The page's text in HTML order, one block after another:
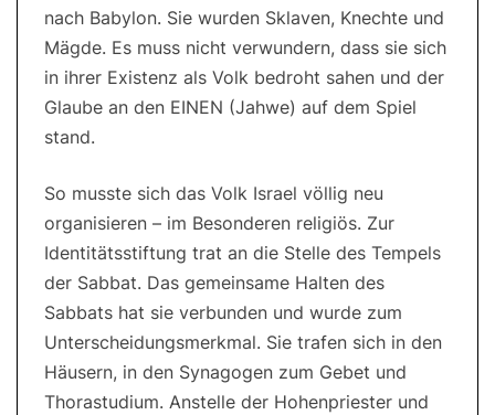
nach Babylon. Sie wurden Sklaven, Knechte und
Mägde. Es muss nicht verwundern, dass sie sich
in ihrer Existenz als Volk bedroht sahen und der
Glaube an den EINEN (Jahwe) auf dem Spiel
stand.
So musste sich das Volk Israel völlig neu
organisieren – im Besonderen religiös. Zur
Identitätsstiftung trat an die Stelle des Tempels
der Sabbat. Das gemeinsame Halten des
Sabbats hat sie verbunden und wurde zum
Unterscheidungsmerkmal. Sie trafen sich in den
Häusern, in den Synagogen zum Gebet und
Thorastudium. Anstelle der Hohenpriester und